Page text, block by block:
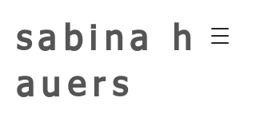
sabina
h
auers